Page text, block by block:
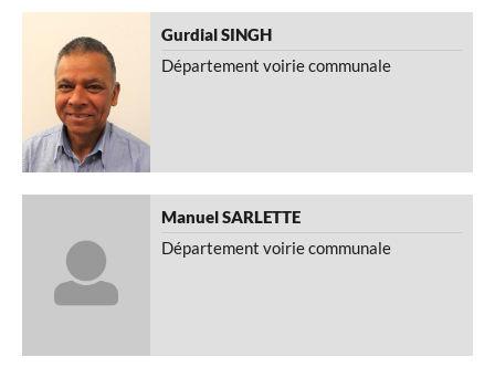
Galerie Photos
GurdialSINGH
Département voirie communale
ManuelSARLETTE
Département voirie communale